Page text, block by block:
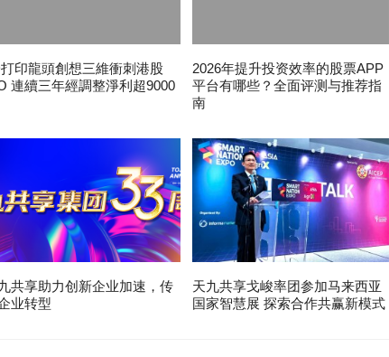
印龍頭創想三維衝刺港股
連續三年經調整淨利超9000
2026年提升投资效率的股票APP
平台有哪些？全面评测与推荐指
南
共享助力创新企业加速，传
业转型
天九共享戈峻率团参加马来西亚
国家智慧展 探索合作共赢新模式